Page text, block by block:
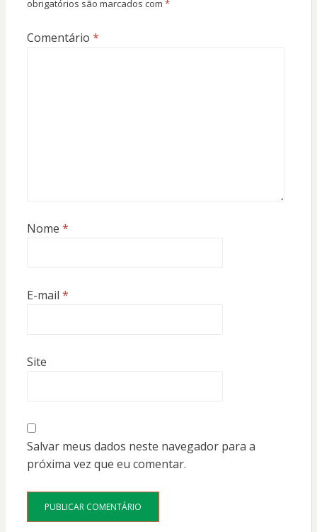
obrigatórios são marcados com *
Comentário *
Nome *
E-mail *
Site
Salvar meus dados neste navegador para a
próxima vez que eu comentar.